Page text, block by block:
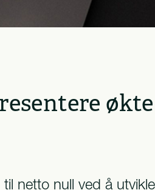
økte
netto null ved å utvikle